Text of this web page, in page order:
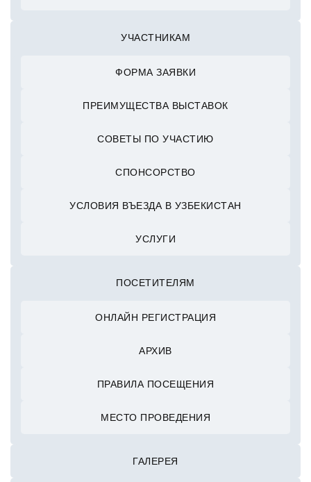
УЧАСТНИКАМ
ФОРМА ЗАЯВКИ
ПРЕИМУЩЕСТВА ВЫСТАВОК
СОВЕТЫ ПО УЧАСТИЮ
СПОНСОРСТВО
УСЛОВИЯ ВЪЕЗДА В УЗБЕКИСТАН
УСЛУГИ
ПОСЕТИТЕЛЯМ
ОНЛАЙН РЕГИСТРАЦИЯ
АРХИВ
ПРАВИЛА ПОСЕЩЕНИЯ
МЕСТО ПРОВЕДЕНИЯ
ГАЛЕРЕЯ